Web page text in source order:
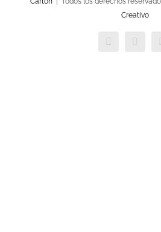
Creativo
Facebook